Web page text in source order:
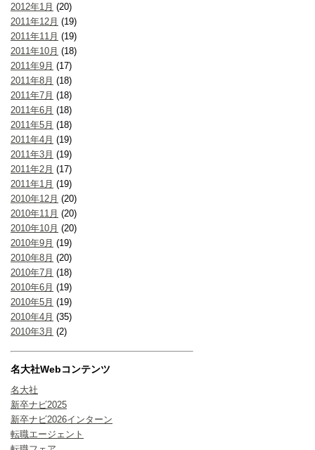
2012年1月 (20)
2011年12月 (19)
2011年11月 (19)
2011年10月 (18)
2011年9月 (17)
2011年8月 (18)
2011年7月 (18)
2011年6月 (18)
2011年5月 (18)
2011年4月 (19)
2011年3月 (19)
2011年2月 (17)
2011年1月 (19)
2010年12月 (20)
2010年11月 (20)
2010年10月 (20)
2010年9月 (19)
2010年8月 (20)
2010年7月 (18)
2010年6月 (19)
2010年5月 (19)
2010年4月 (35)
2010年3月 (2)
名大社Webコンテンツ
名大社
新卒ナビ2025
新卒ナビ2026インターン
転職エージェント